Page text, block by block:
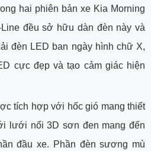
hai phiên bản xe Kia Morning
đều sở hữu dàn đèn này và
đèn LED ban ngày hình chữ X,
cực đẹp và tạo cảm giác hiện
tích hợp với hốc gió mang thiết
lưới nổi 3D sơn đen mang đến
đầu xe. Phần đèn sương mù